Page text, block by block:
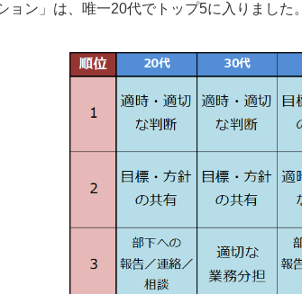
ョン」は、唯一20代でトップ5に入りました。